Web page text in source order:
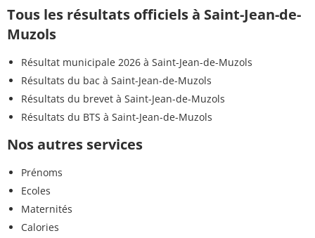
Tous les résultats officiels à Saint-Jean-de-
Muzols
Résultat municipale 2026 à Saint-Jean-de-Muzols
Résultats du bac à Saint-Jean-de-Muzols
Résultats du brevet à Saint-Jean-de-Muzols
Résultats du BTS à Saint-Jean-de-Muzols
Nos autres services
Prénoms
Ecoles
Maternités
Calories